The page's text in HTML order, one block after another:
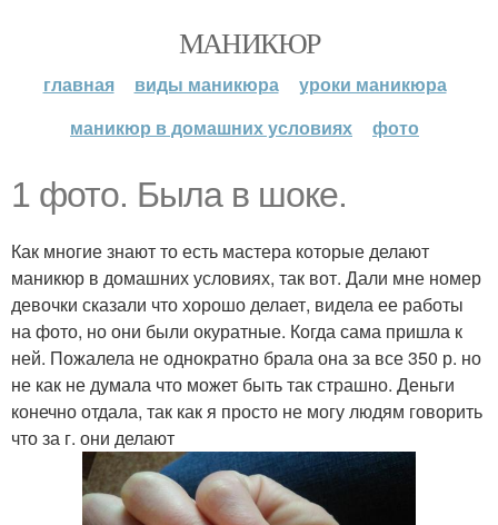
МАНИКЮР
главная виды маникюра
уроки маникюра
маникюр в домашних условиях
фото
1 фото. Была в шоке.
Как многие знают то есть мастера которые делают
маникюр в домашних условиях, так вот. Дали мне номер
девочки сказали что хорошо делает, видела ее работы
на фото, но они были окуратные. Когда сама пришла к
ней. Пожалела не однократно брала она за все 350 р. но
не как не думала что может быть так страшно. Деньги
конечно отдала, так как я просто не могу людям говорить
что за г. они делают